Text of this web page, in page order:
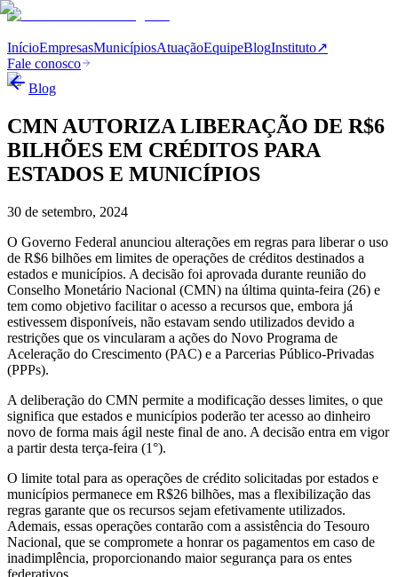
InícioEmpresasMunicípiosAtuaçãoEquipeBlogInstituto↗
Fale conosco
Blog
CMN AUTORIZA LIBERAÇÃO DE R$6
BILHÕES EM CRÉDITOS PARA
ESTADOS E MUNICÍPIOS
30 de setembro, 2024
O Governo Federal anunciou alterações em regras para liberar o uso
de R$6 bilhões em limites de operações de créditos destinados a
estados e municípios. A decisão foi aprovada durante reunião do
Conselho Monetário Nacional (CMN) na última quinta-feira (26) e
tem como objetivo facilitar o acesso a recursos que, embora já
estivessem disponíveis, não estavam sendo utilizados devido a
restrições que os vincularam a ações do Novo Programa de
Aceleração do Crescimento (PAC) e a Parcerias Público-Privadas
(PPPs).
A deliberação do CMN permite a modificação desses limites, o que
significa que estados e municípios poderão ter acesso ao dinheiro
novo de forma mais ágil neste final de ano. A decisão entra em vigor
a partir desta terça-feira (1°).
O limite total para as operações de crédito solicitadas por estados e
municípios permanece em R$26 bilhões, mas a flexibilização das
regras garante que os recursos sejam efetivamente utilizados.
Ademais, essas operações contarão com a assistência do Tesouro
Nacional, que se compromete a honrar os pagamentos em caso de
inadimplência, proporcionando maior segurança para os entes
federativos.